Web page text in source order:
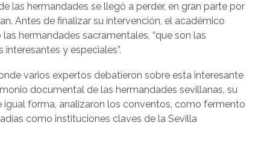
las hermandades se llegó a perder, en gran parte por
Antes de finalizar su intervención, el académico
hermandades sacramentales, “que son las
y especiales”.
varios expertos debatieron sobre esta interesante
documental de las hermandades sevillanas, su
forma, analizaron los conventos, como fermento
como instituciones claves de la Sevilla